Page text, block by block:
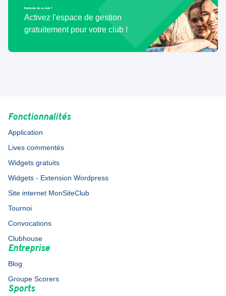
Bénévole de ce club ?
Activez l'espace de gestion
gratuitement pour votre club !
Fonctionnalités
Application
Lives commentés
Widgets gratuits
Widgets - Extension Wordpress
Site internet MonSiteClub
Tournoi
Convocations
Clubhouse
Entreprise
Blog
Groupe Scorers
Sports